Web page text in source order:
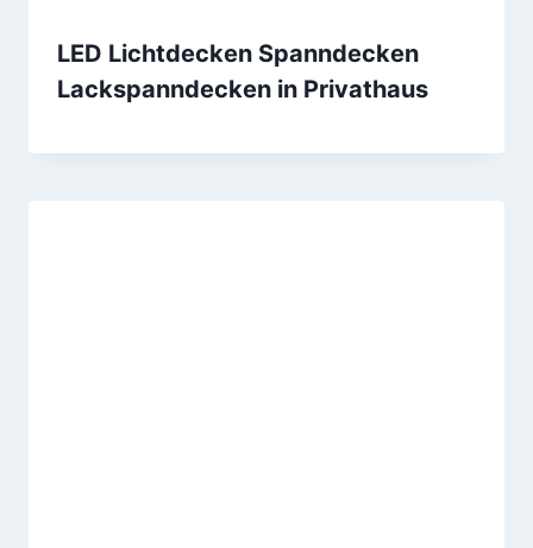
LED Lichtdecken Spanndecken
Lackspanndecken in Privathaus